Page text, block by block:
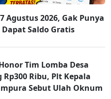
Agustus 2026, Gak Punya
Saldo Gratis
Tim Lomba Desa
Ribu, Plt Kepala
Sebut Ulah Oknum